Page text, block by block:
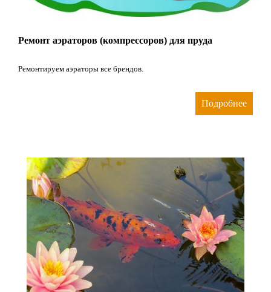
Ремонт аэраторов (компрессоров) для пруда
Ремонтируем аэраторы все брендов.
Подробнее